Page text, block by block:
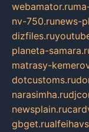
webamator.ru
nv-750.runews-
dizfiles.ru
planeta-
matrasy-
dotcustoms.ru
narasimha.ru
newsplain.ru
gbget.ru